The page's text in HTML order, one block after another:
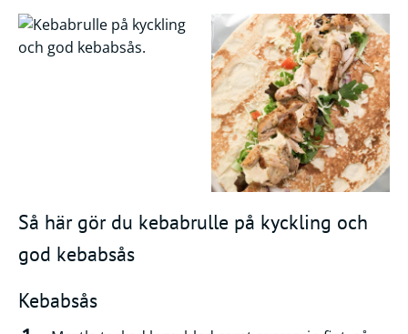
Så här gör du kebabrulle på kyckling och
god kebabsås
Kebabsås